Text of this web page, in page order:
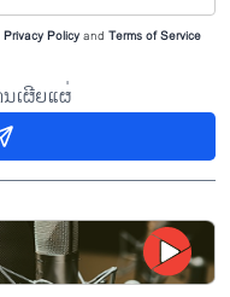
Privacy Policyand Terms of Service
ເຜີຍແຜ່